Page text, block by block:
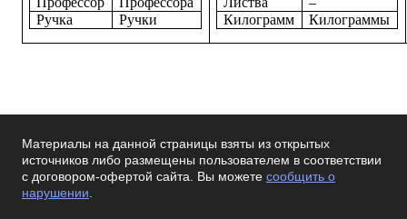
Ручка
Ручки
Килограмм
Килограммы
Материалы на данной страницы взяты из открытых
источников либо размещены пользователем в соответствии
с договором-офертой сайта. Вы можете сообщить о
нарушении.